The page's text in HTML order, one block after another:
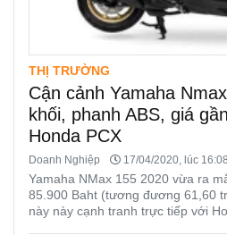
THỊ TRƯỜNG
Cận cảnh Yamaha
khối, phanh ABS, giá
Honda PCX
Doanh Nghiệp 17/04/2020, lúc 16:08
Yamaha NMax 155 2020 vừa ra
85.900 Baht (tương đương 61,60
này này cạnh tranh trực tiếp với